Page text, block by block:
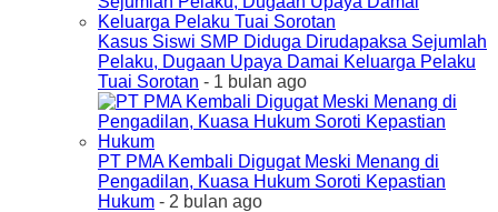
Kasus Siswi SMP Diduga Dirudapaksa Sejumlah
Pelaku, Dugaan Upaya Damai Keluarga Pelaku
Tuai Sorotan - 1 bulan ago
PT PMA Kembali Digugat Meski Menang di
Pengadilan, Kuasa Hukum Soroti Kepastian
Hukum - 2 bulan ago